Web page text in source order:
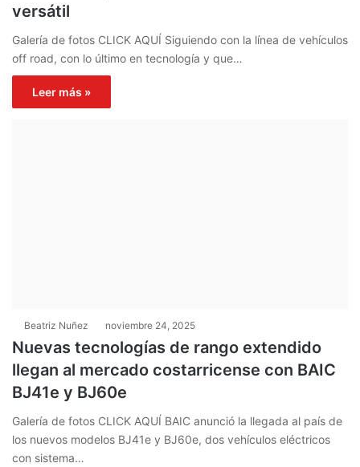
versátil
Galería de fotos CLICK AQUÍ Siguiendo con la línea de vehículos
off road, con lo último en tecnología y que…
Leer más »
Beatriz Nuñez noviembre 24, 2025
Nuevas tecnologías de rango extendido
llegan al mercado costarricense con BAIC
BJ41e y BJ60e
Galería de fotos CLICK AQUÍ BAIC anunció la llegada al país de
los nuevos modelos BJ41e y BJ60e, dos vehículos eléctricos
con sistema…